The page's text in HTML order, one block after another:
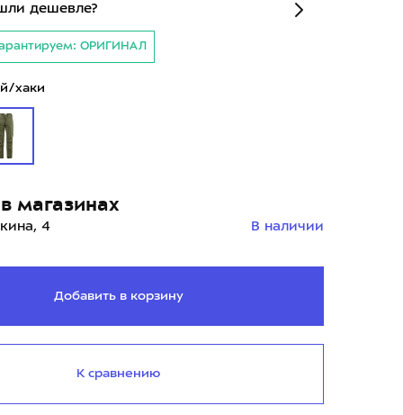
дешевле?
ОРИГИНАЛ
хаки
магазинах
4 В наличии
Добавить в корзину
К сравнению